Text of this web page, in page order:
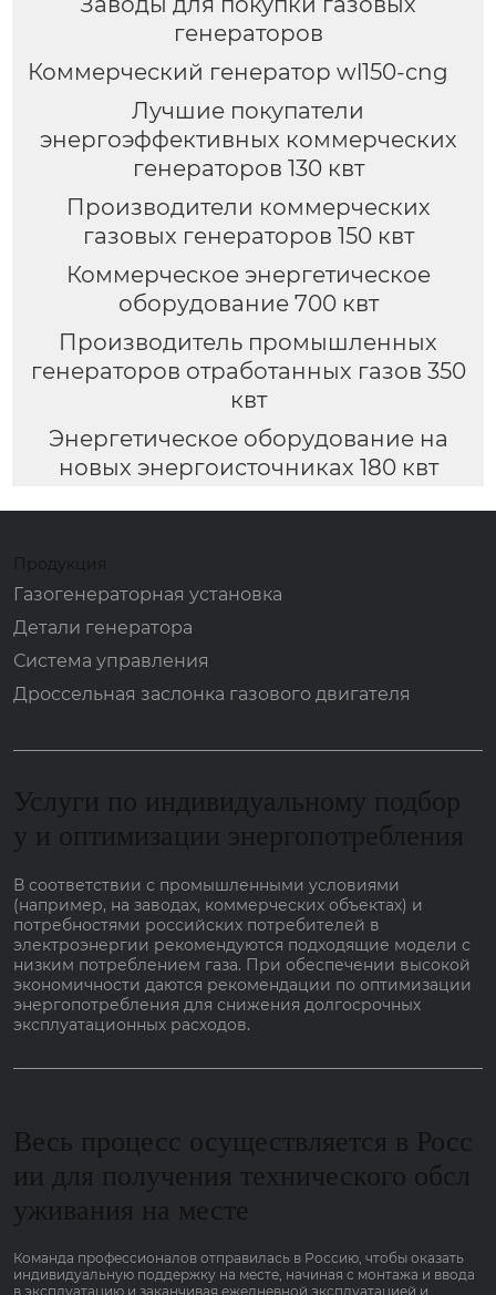
генераторов
Коммерческий генератор wl150-cng
Лучшие покупатели
энергоэффективных коммерческих
генераторов 130 квт
Производители коммерческих
газовых генераторов 150 квт
Коммерческое энергетическое
оборудование 700 квт
Производитель промышленных
генераторов отработанных газов 350
квт
Энергетическое оборудование на
новых энергоисточниках 180 квт
Продукция
Газогенераторная установка
Детали генератора
Система управления
Дроссельная заслонка газового двигателя
Услуги по индивидуальному подбор
у и оптимизации энергопотребления
В соответствии с промышленными условиями
(например, на заводах, коммерческих объектах) и
потребностями российских потребителей в
электроэнергии рекомендуются подходящие модели с
низким потреблением газа. При обеспечении высокой
экономичности даются рекомендации по оптимизации
энергопотребления для снижения долгосрочных
эксплуатационных расходов.
Весь процесс осуществляется в Росс
ии для получения технического обсл
уживания на месте
Команда профессионалов отправилась в Россию, чтобы оказать
индивидуальную поддержку на месте, начиная с монтажа и ввода
в эксплуатацию и заканчивая ежедневной эксплуатацией и